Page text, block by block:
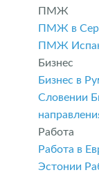
ПМЖ
ПМЖ в
ПМЖ
Бизнес
Бизнес в
Словении
Работа
Работа в
Эстонии